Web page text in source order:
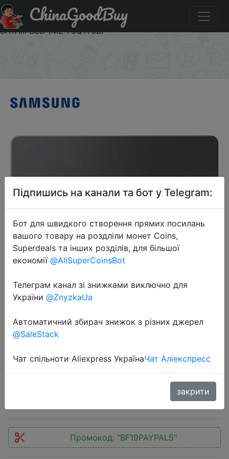
Паридбати з промокодом BF19PAYPAL5 SAMSUNG 860
QVO 1 ТБ 2,5-дюймовый твердотельный накопитель
SATAIII SSD (MZ-76Q1T0B)
ChinaGoodBuy
2019-11-30
SAMSUNG 860 QVO 1 ТБ 2,5-
дюймовый твердотельный
76Q1T0B)
Промокод: "BF19PAYPAL5"
Підпишись на канали та бот у Telegram:
Бот для швидкого створення прямих посилань
вашого товару на роздліли монет Coins,
Superdeals та інших розділів, для більшої
економії @AliSuperCoinsBot
Телеграм канал зі знижками виключно для
України @ZnyzkaUa
Автоматичний збирач знижок з різних джерел
@SaleStack
Чат спільноти Aliexpress УкраїнаЧат Аліекспресс
закрити